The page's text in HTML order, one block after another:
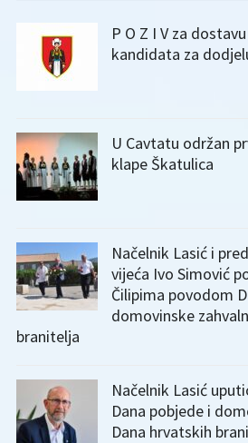
P O Z I V za
kandidata za
U Cavtatu održan
klape Škatulica
Načelnik Lasić i
vijeća Ivo Simović
Čilipima povodom
domovinske
branitelja
Načelnik Lasić
Dana pobjede i
Dana hrvatskih